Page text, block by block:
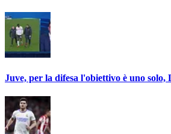
Juve, per la difesa l'obiettivo è uno solo,